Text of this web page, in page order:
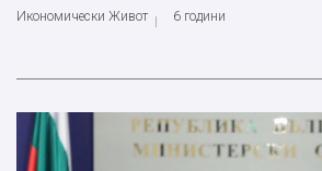
Икономически Живот
6 години